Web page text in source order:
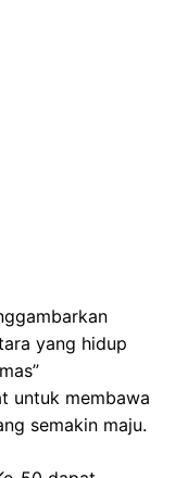
yang hidup
untuk membawa
semakin maju.